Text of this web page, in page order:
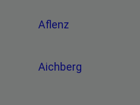
Aflenz
Aichberg